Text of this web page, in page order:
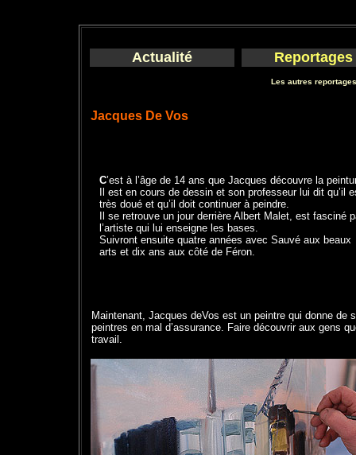
Actualité Reportages
Les autres reportages
Jacques De Vos
C’est à l’âge de 14 ans que Jacques découvre la
Il est en cours de dessin et son professeur lui dit qu’il
très doué et qu’il doit continuer à peindre.
Il se retrouve un jour derrière Albert Malet, est fasciné
l’artiste qui lui enseigne les bases.
Suivront ensuite quatre années avec Sauvé aux beaux
arts et dix ans aux côté de Féron.
Maintenant, Jacques deVos est un peintre qui donne
peintres en mal d’assurance. Faire découvrir aux gens
travail.